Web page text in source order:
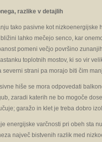
razlike v detajlih
tako pasivne kot
lahko mečejo senco, kar
pomeni večjo površino
toplotnih mostov, ki so vir
severni strani pa morajo biti čim
hiše se mora odpovedati
zaradi katerih ne bo mogoče
garažo in klet je treba dobro
energijske varčnosti pri obeh sta
največ bistvenih razlik med